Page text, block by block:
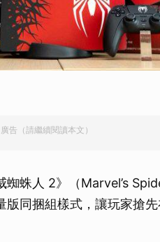
廣告（請繼續閱讀本文）
蛛人 2》（Marvel’s
同捆組樣式，讓玩家搶